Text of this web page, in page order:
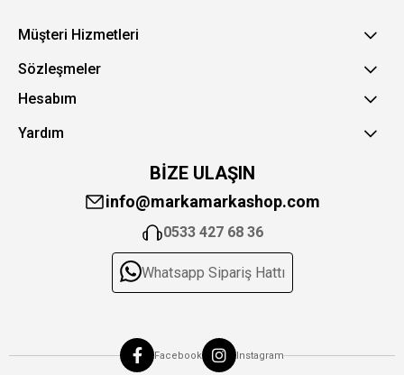
Müşteri Hizmetleri
Sözleşmeler
Hesabım
Yardım
BİZE ULAŞIN
info@markamarkashop.com
0533 427 68 36
Whatsapp Sipariş Hattı
Facebook Instagram